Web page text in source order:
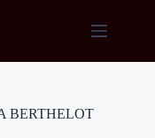
BERTHELOT